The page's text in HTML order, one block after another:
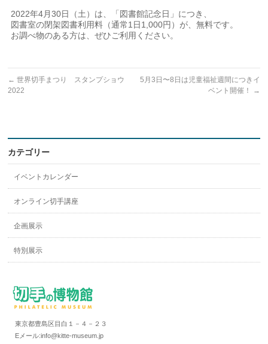
2022年4月30日（土）は、「図書館記念日」につき、
図書室の閉架図書利用料（通常1日1,000円）が、無料です。
お調べ物のある方は、ぜひご利用ください。
← 世界切手まつり スタンプショウ
2022
5月3日〜8日は児童福祉週間につきイ
ベント開催！
→
カテゴリー
イベントカレンダー
オンライン切手講座
企画展示
特別展示
東京都豊島区目白１－４－２３
Eメール:info@kitte-museum.jp